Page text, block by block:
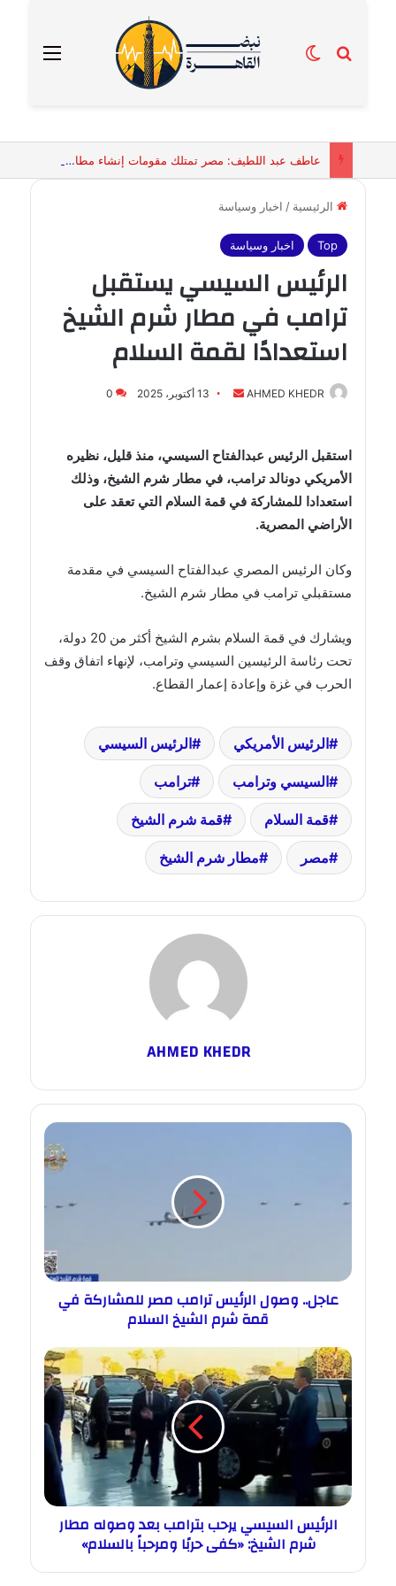
القائمة بحث عنالوضع المظلم
عاطف عبد اللطيف: مصر تمتلك مقومات إنشاء مطار ينافس دبي وإسطنبول وأتلانتا
الرئيسية / اخبار وسياسة
Top اخبار وسياسة
الرئيس السيسي يستقبل
ترامب في مطار شرم الشيخ
استعدادًا لقمة السلام
AHMED KHEDR
أرسل 13 أكتوبر، 2025 0
استقبل الرئيس عبدالفتاح السيسي، منذ قليل، نظيره
الأمريكي دونالد ترامب، في مطار شرم الشيخ، وذلك
استعدادا للمشاركة في قمة السلام التي تعقد على
الأراضي المصرية.
وكان الرئيس المصري عبدالفتاح السيسي في مقدمة
مستقبلي ترامب في مطار شرم الشيخ.
ويشارك في قمة السلام بشرم الشيخ أكثر من 20 دولة،
تحت رئاسة الرئيسين السيسي وترامب، لإنهاء اتفاق وقف
الحرب في غزة وإعادة إعمار القطاع.
الرئيس الأمريكي الرئيس السيسي
السيسي وترامب ترامب
قمة السلام قمة شرم الشيخ
مصر مطار شرم الشيخ
AHMED KHEDR
عاجل.. وصول الرئيس ترامب مصر للمشاركة في
قمة شرم الشيخ السلام
الرئيس السيسي يرحب بترامب بعد وصوله مطار
شرم الشيخ: «كفى حربًا ومرحباً بالسلام»